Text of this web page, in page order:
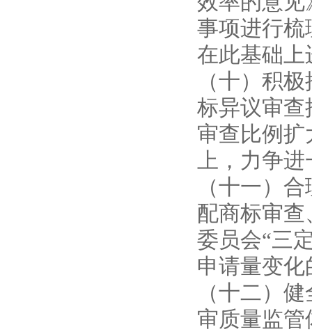
事项进行梳
在此基础上
（十）积
标异议审查
审查比例扩
上，力争进
（十一）
配商标审
委员会“三
申请量变
（十二）
审质量监